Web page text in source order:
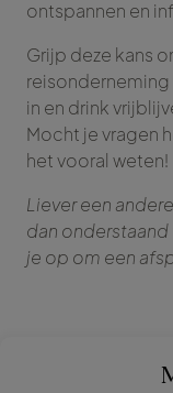
ontspannen en
Grijp deze kans
reisonderneming
in en drink
Mocht je vragen
het vooral weten!
Liever een
dan
je op om een